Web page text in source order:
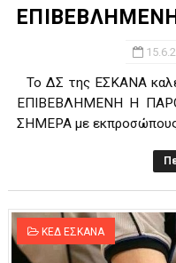
Το ΔΣ της ΕΣΚΑΝΑ
ΕΠΙΒΕΒΛΗΜΕΝΗ Η
ΣΗΜΕΡΑ με εκπροσώπους
ΚΕΔ ΕΣΚΑΝΑ